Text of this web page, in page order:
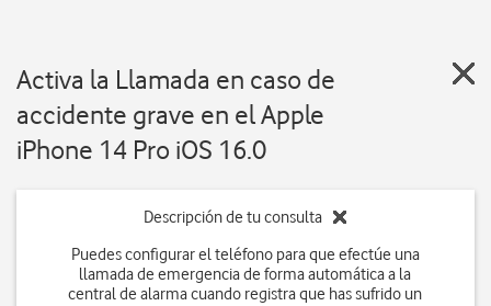
Activa la Llamada en caso de
accidente grave en el Apple
iPhone 14 Pro iOS 16.0
Descripción de tu consulta
Puedes configurar el teléfono para que efectúe una
llamada de emergencia de forma automática a la
central de alarma cuando registra que has sufrido un